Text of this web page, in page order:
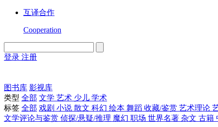
互译合作
Cooperation
登录 注册
图书库 影视库
类型 全部 文学 艺术 少儿 学术
标签 全部 戏剧 小说 散文 科幻 绘本 舞蹈 收藏/鉴赏 艺术理论
文学评论与鉴赏 侦探/悬疑/推理 魔幻 职场 世界名著 杂文 古籍